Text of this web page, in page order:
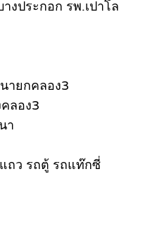
งประกอก รพ.เปาโล
ายกคลอง3
ลอง3
า
ถว รถตู้ รถแท๊กซี่